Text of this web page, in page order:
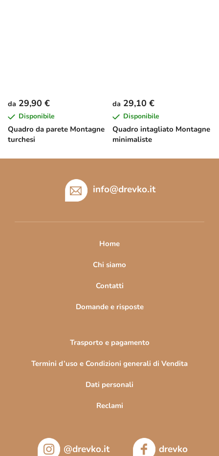
Quadro da parete Montagne
turchesi
da 29,90 €
Disponibile
Quadro intagliato Montagne
minimaliste
da 29,10 €
Disponibile
info@drevko.it
Home
Chi siamo
Contatti
Domande e risposte
Trasporto e pagamento
Termini d’uso e Condizioni generali di Vendita
Dati personali
Reclami
@drevko.it drevko